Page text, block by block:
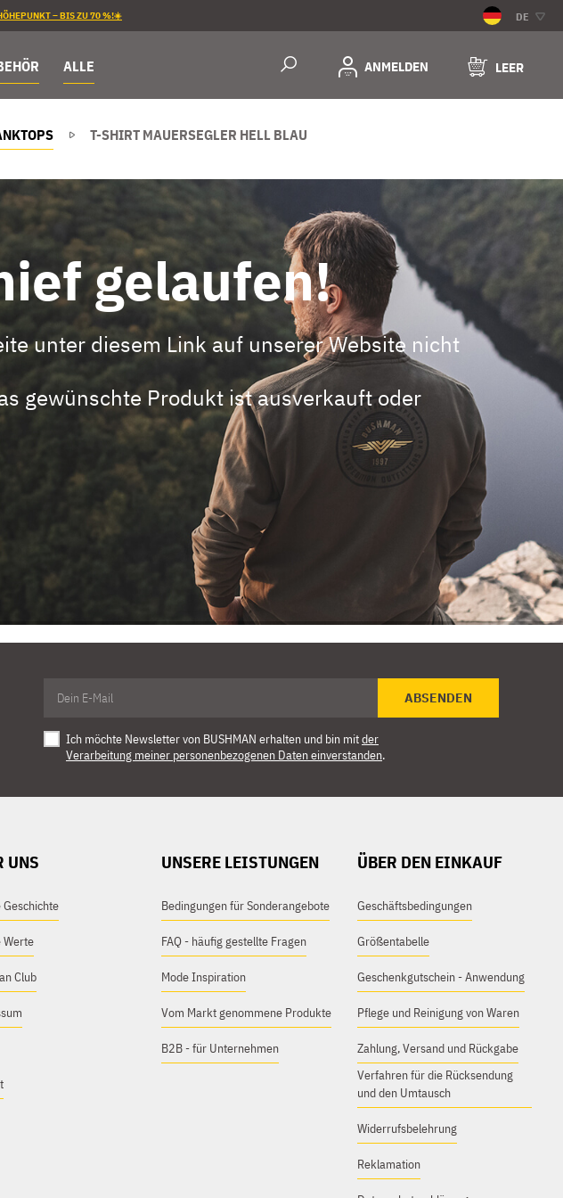
– BIS ZU 70 %!☀️ DE
ALLE ANMELDEN LEER
T-SHIRT MAUERSEGLER HELL BLAU
gelaufen!
unter diesem Link auf unserer Website nicht
gewünschte Produkt ist ausverkauft oder
ABSENDEN
Ich möchte Newsletter von BUSHMAN erhalten und bin mitder
Verarbeitung meiner personenbezogenen Daten einverstanden.
UNS
Geschichte
Werte
Club
UNSERE LEISTUNGEN
Bedingungen für Sonderangebote
FAQ - häufig gestellte Fragen
Mode Inspiration
Vom Markt genommene Produkte
B2B - für Unternehmen
ÜBER DEN EINKAUF
Geschäftsbedingungen
Größentabelle
Geschenkgutschein - Anwendung
Pflege und Reinigung von Waren
Zahlung, Versand und Rückgabe
Verfahren für die Rücksendung
und den Umtausch
Widerrufsbelehrung
Reklamation